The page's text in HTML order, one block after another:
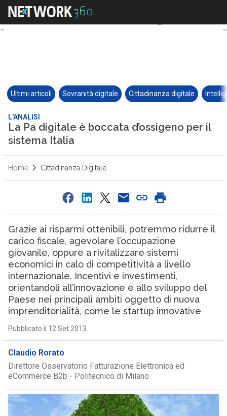
Ultimi articoli Sovranità digitale Cittadinanza digitale
L'ANALISI
La Pa digitale è boccata d’ossigeno per il
sistema Italia
Home Cittadinanza Digitale
Grazie ai risparmi ottenibili, potremmo ridurre il
carico fiscale, agevolare l’occupazione
giovanile, oppure a rivitalizzare sistemi
economici in calo di competitività a livello
internazionale. Incentivi e investimenti,
orientandoli all’innovazione e allo sviluppo del
Paese nei principali ambiti oggetto di nuova
imprenditorialità, come le startup innovative
Pubblicato il 12 Set 2013
Claudio Rorato
Direttore Osservatorio Fatturazione Elettronica ed
eCommerce B2b - Politecnico di Milano